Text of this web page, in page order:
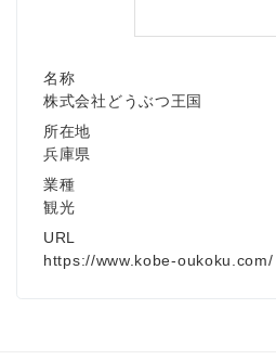
名称
株式会社どうぶつ王国
所在地
兵庫県
業種
観光
URL
https://www.kobe-oukoku.com/